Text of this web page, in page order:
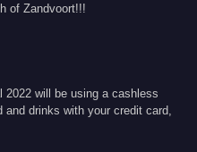
of Zandvoort!!!
will be using a cashless
drinks with your credit card,